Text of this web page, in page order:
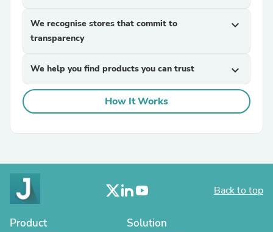
We recognise stores that commit to
transparency
expand_more
We help you find products you can trust expand_more
How It Works
Back to top
Product Solution